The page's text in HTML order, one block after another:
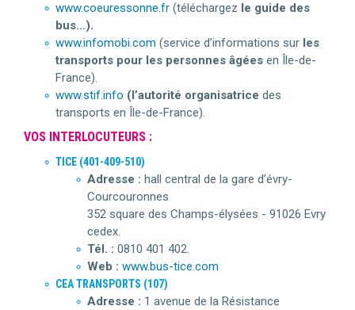
www.coeuressonne.fr (téléchargez le guide des
bus…).
www.infomobi.com (service d’informations sur les
transports pour les personnes âgées en Île-de-
France).
www.stif.info (l’autorité organisatrice des
transports en Île-de-France).
VOS INTERLOCUTEURS :
TICE (401-409-510)
Adresse : hall central de la gare d’évry-
Courcouronnes
352 square des Champs-élysées - 91026 Evry
cedex.
Tél. : 0810 401 402.
Web : www.bus-tice.com
CEA TRANSPORTS (107)
Adresse : 1 avenue de la Résistance